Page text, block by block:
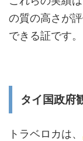
の質の高さが
できる証です。
タイ国政府
トラベロカは、